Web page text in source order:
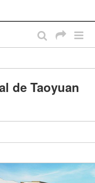
de Taoyuan